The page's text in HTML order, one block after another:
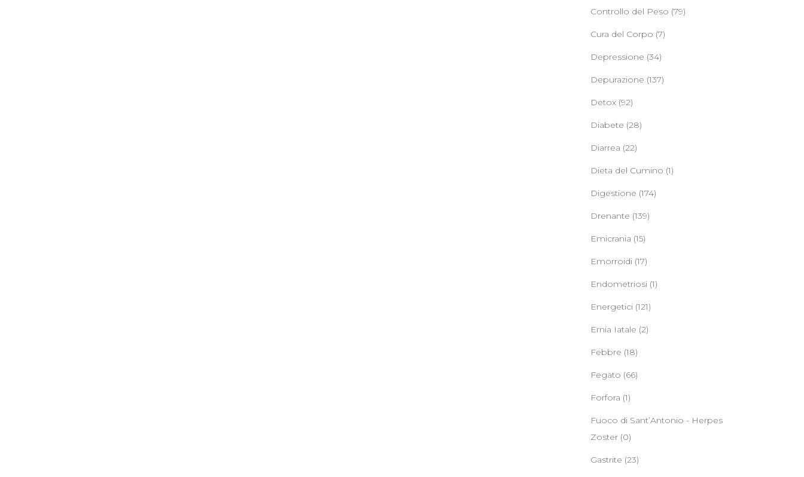
Controllo del Peso (79)
Cura del Corpo (7)
Depressione (34)
Depurazione (137)
Detox (92)
Diabete (28)
Diarrea (22)
Dieta del Cumino (1)
Digestione (174)
Drenante (139)
Emicrania (15)
Emorroidi (17)
Endometriosi (1)
Energetici (121)
Ernia Iatale (2)
Febbre (18)
Fegato (66)
Forfora (1)
Fuoco di Sant’Antonio - Herpes
Zoster (0)
Gastrite (23)